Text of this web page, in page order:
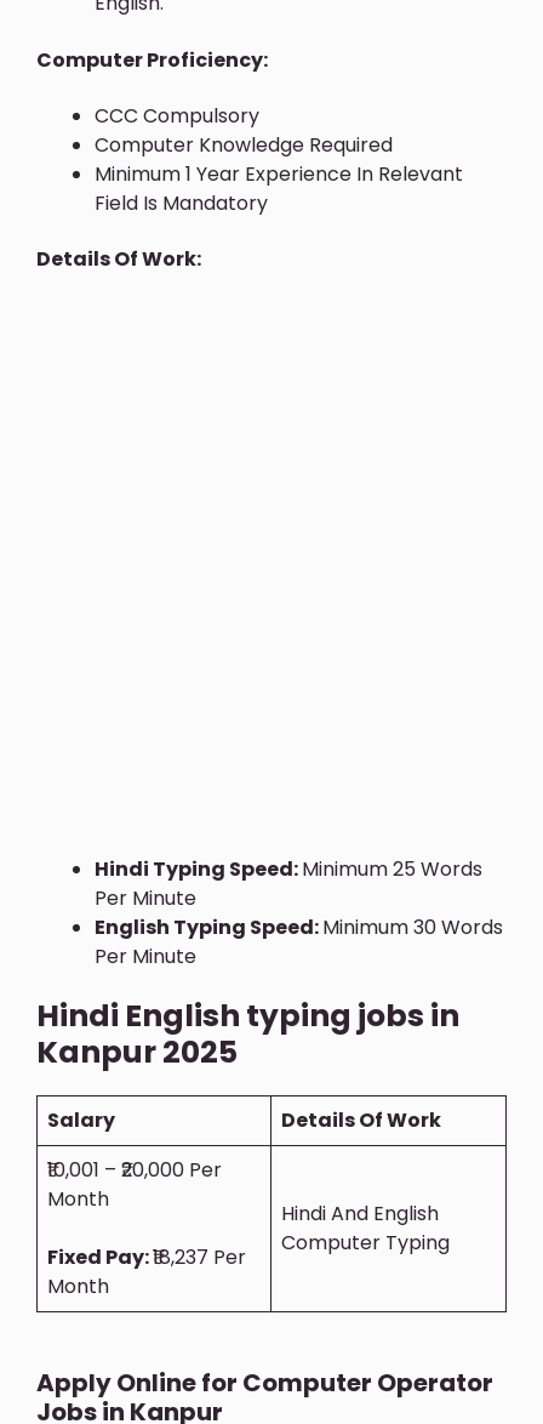
Computer Proficiency:
CCC Compulsory
Computer Knowledge Required
Minimum 1 Year Experience In Relevant
Field Is Mandatory
Details Of Work:
Hindi Typing Speed:Minimum 25 Words
Per Minute
English Typing Speed:Minimum 30 Words
Per Minute
Hindi English typing jobs in
Kanpur 2025
Salary
Details Of Work
₹10,001 – ₹20,000 Per
Month
Fixed Pay:₹18,237 Per
Month
Hindi And English
Computer Typing
Apply Online for Computer Operator
Jobs in Kanpur